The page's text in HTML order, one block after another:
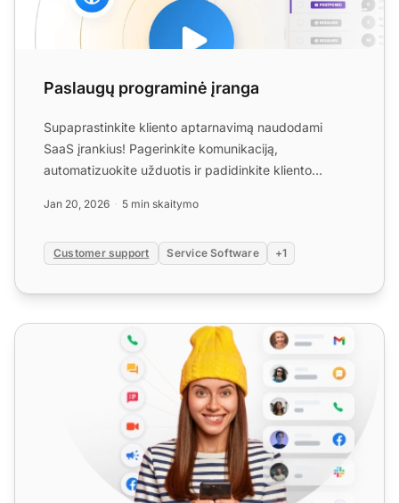
Paslaugų programinė įranga
Supaprastinkite kliento aptarnavimą naudodami
SaaS įrankius! Pagerinkite komunikaciją,
automatizuokite užduotis ir padidinkite kliento
Jan 20, 2026 5 min skaitymo
Customer support Service Software +1
Savitarnos programinė įranga - padidinkite kliento